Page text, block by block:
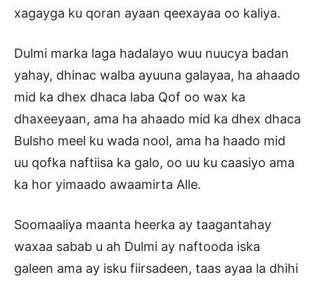
xagayga ku qoran ayaan qeexayaa oo kaliya.
Dulmi marka laga hadalayo wuu nuucya badan
yahay, dhinac walba ayuuna galayaa, ha ahaado
mid ka dhex dhaca laba Qof oo wax ka
dhaxeeyaan, ama ha ahaado mid ka dhex dhaca
Bulsho meel ku wada nool, ama ha haado mid
uu qofka naftiisa ka galo, oo uu ku caasiyo ama
ka hor yimaado awaamirta Alle.
Soomaaliya maanta heerka ay taagantahay
waxaa sabab u ah Dulmi ay naftooda iska
galeen ama ay isku fiirsadeen, taas ayaa la dhihi